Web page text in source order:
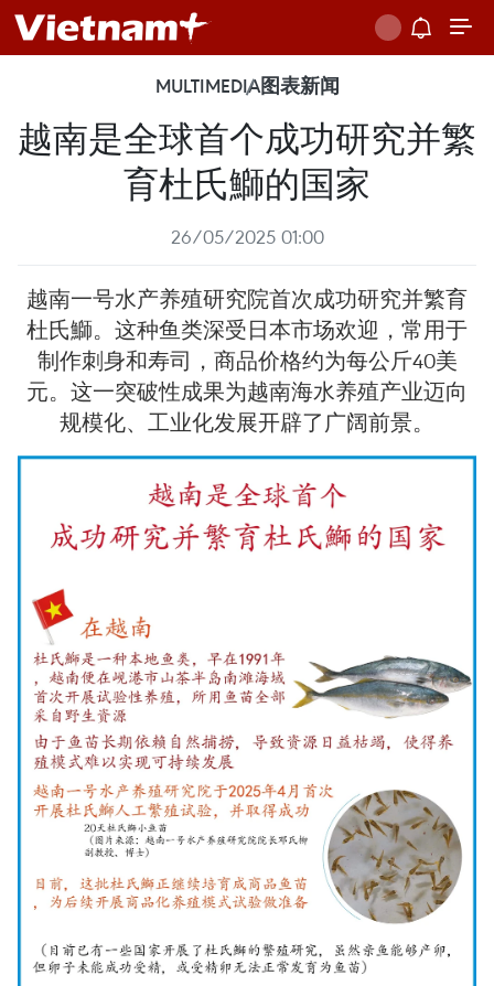
MULTIMEDIA图表新闻
越南是全球首个成功研究并繁
育杜氏鰤的国家
26/05/2025 01:00
越南一号水产养殖研究院首次成功研究并繁育
杜氏鰤。这种鱼类深受日本市场欢迎，常用于
制作刺身和寿司，商品价格约为每公斤40美
元。这一突破性成果为越南海水养殖产业迈向
规模化、工业化发展开辟了广阔前景。